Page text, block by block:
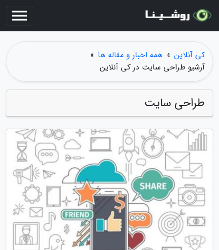
کی آنلاین » همه اخبار و مقاله ها »
آرشیو طراحی سایت در کی آنلاین
طراحی سایت